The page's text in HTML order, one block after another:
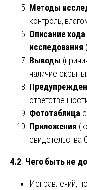
Методы
контроль,
Описание хода
исследования
Выводы
наличие
Фототаблица
Приложения
свидетельства
4.2. Чего быть не
Исправлений,